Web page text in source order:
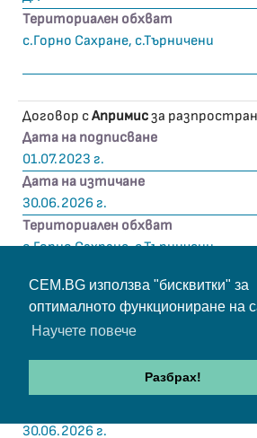
CEM.BG използва "бисквитки" за
оптималното функциониране на
Научете повече
Разбрах!
Териториален обхват
с.Горно Сахране, с.Търничени
Договор сАпримисза
Дата на подписване
01.07.2023 г.
Дата на изтичане
30.06.2026 г.
Териториален обхват
с.Горно Сахране, с.Търничени
Договор с
Дата на подписване
30.06.2026 г.